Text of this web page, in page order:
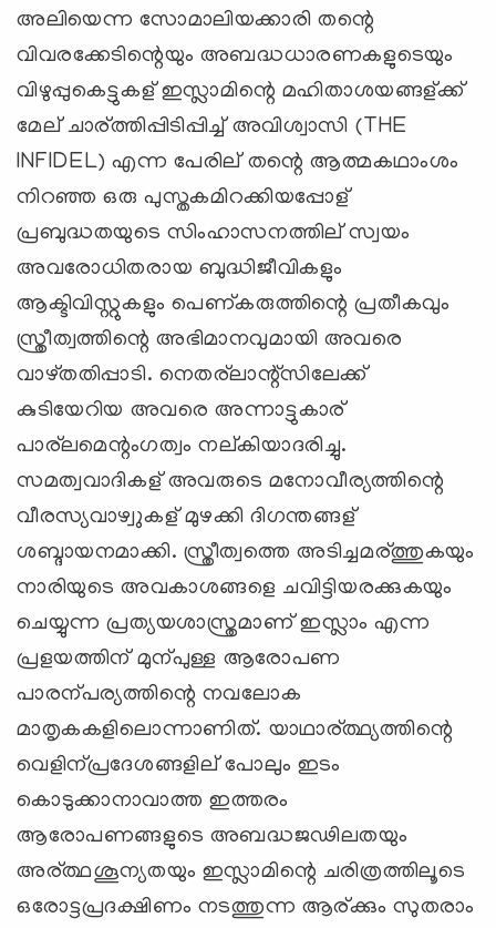
അലിയെന്ന സോമാലിയക്കാരി തന്റെ
വിവരക്കേടിന്റെയും അബദ്ധധാരണകളുടെയും
വിഴുപ്പുകെട്ടുകള് ഇസ്ലാമിന്റെ മഹിതാശയങ്ങള്ക്ക്
മേല് ചാര്ത്തിപ്പിടിപ്പിച്ച് അവിശ്വാസി (THE
INFIDEL) എന്ന പേരില് തന്റെ ആത്മകഥാംശം
നിറഞ്ഞ ഒരു പുസ്തകമിറക്കിയപ്പോള്
പ്രബുദ്ധതയുടെ സിംഹാസനത്തില് സ്വയം
അവരോധിതരായ ബുദ്ധിജീവികളും
ആക്ടിവിസ്റ്റുകളും പെണ്കരുത്തിന്റെ പ്രതീകവും
സ്ത്രീത്വത്തിന്റെ അഭിമാനവുമായി അവരെ
വാഴ്തതിപ്പാടി. നെതര്ലാന്റ്സിലേക്ക്
കുടിയേറിയ അവരെ അന്നാട്ടുകാര്
പാര്ലമെന്റംഗത്വം നല്കിയാദരിച്ചു.
സമത്വവാദികള് അവരുടെ മനോവീര്യത്തിന്റെ
വീരസ്യവാഴ്വുകള് മുഴക്കി ദിഗന്തങ്ങള്
ശബ്ദായനമാക്കി. സ്ത്രീത്വത്തെ അടിച്ചമര്ത്തുകയും
നാരിയുടെ അവകാശങ്ങളെ ചവിട്ടിയരക്കുകയും
ചെയ്യുന്ന പ്രത്യയശാസ്ത്രമാണ് ഇസ്ലാം എന്ന
പ്രളയത്തിന് മുന്പുള്ള ആരോപണ
പാരന്പര്യത്തിന്റെ നവലോക
മാതൃകകളിലൊന്നാണിത്. യാഥാര്ത്ഥ്യത്തിന്റെ
വെളിന്പ്രദേശങ്ങളില് പോലും ഇടം
കൊടുക്കാനാവാത്ത ഇത്തരം
ആരോപണങ്ങളുടെ അബദ്ധജഢിലതയും
അര്ത്ഥശൂന്യതയും ഇസ്ലാമിന്റെ ചരിത്രത്തിലൂടെ
ഒരോട്ടപ്രദക്ഷിണം നടത്തുന്ന ആര്ക്കും സുതരാം